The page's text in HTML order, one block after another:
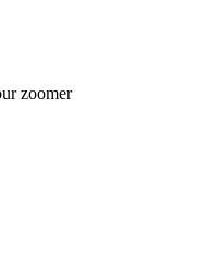
zoomer